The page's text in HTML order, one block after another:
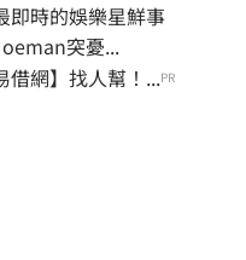
時的娛樂星鮮事
突憂...
借網】找人幫！...PR